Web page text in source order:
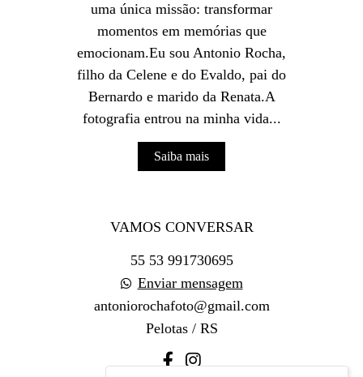
uma única missão: transformar
momentos em memórias que
emocionam.Eu sou Antonio Rocha,
filho da Celene e do Evaldo, pai do
Bernardo e marido da Renata.A
fotografia entrou na minha vida...
Saiba mais
VAMOS CONVERSAR
55 53 991730695
Enviar mensagem
antoniorochafoto@gmail.com
Pelotas / RS